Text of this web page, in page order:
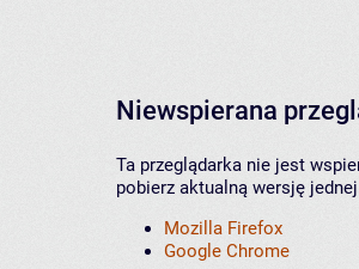
Niewspierana
Ta przeglądarka nie jest
pobierz aktualną wersję
Mozilla Firefox
Google Chrome